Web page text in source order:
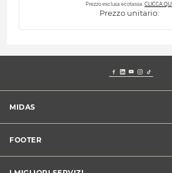
Prezzo esclusa ecotassa. CLICCA QUI
Prezzo unitario:
MIDAS
Blog dell'automobilista
Lavora con noi
FOOTER